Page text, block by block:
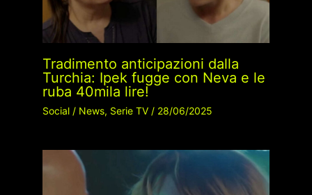
Tradimento anticipazioni dalla
Turchia: Ipek fugge con Neva e le
ruba 40mila lire!
Social/ News, Serie TV/ 28/06/2025